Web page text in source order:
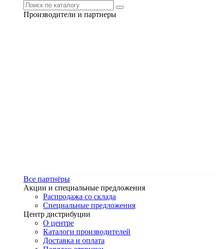
Производители и партнеры
Все партнёры
Акции и специальные предложения
Распродажа со склада
Специальные предложения
Центр дистрибуции
О центре
Каталоги производителей
Доставка и оплата